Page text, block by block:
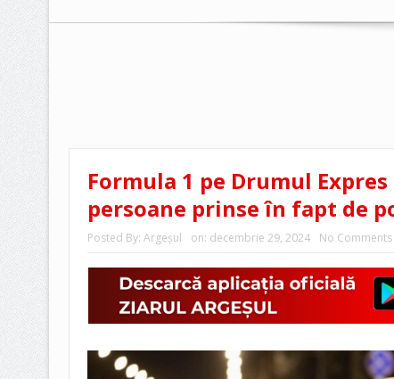
Formula 1 pe Drumul
persoane prinse în fapt de
Posted By: Argeşul on: decembrie 29, 2024 No Comments